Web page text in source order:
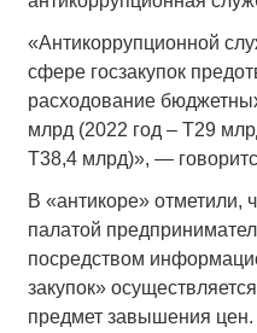
«Антикоррупционной
сфере госзакупок
расходование
млрд (2022 год – Т29
Т38,4 млрд)», —
В «антикоре» отметили,
палатой
посредством
закупок»
предмет завышения цен.